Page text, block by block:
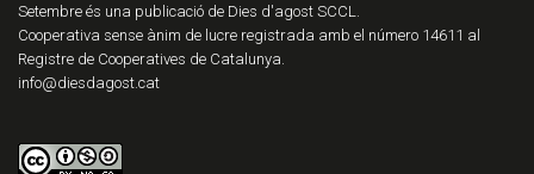
Setembre és una publicació de Dies d'agost SCCL.
Cooperativa sense ànim de lucre registrada amb el número 14611 al
Registre de Cooperatives de Catalunya.
info@diesdagost.cat